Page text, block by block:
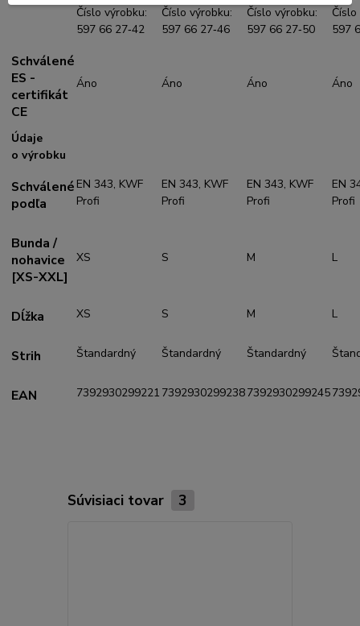
Číslo výrobku:
597 66 27‑42
Číslo výrobku:
597 66 27‑46
Číslo výrobku:
597 66 27‑50
597
Schválené
ES -
certifikát
CE
Áno Áno Áno Áno
Údaje
o výrobku
Schválené
podľa
EN 343, KWF
Profi
EN 343, KWF
Profi
EN 343, KWF
Profi
EN
Profi
Bunda /
nohavice
[XS-XXL]
XS S M L
Dĺžka XS S M L
Strih Štandardný Štandardný Štandardný
EAN 7392930299221 73929302992387392930299245
Súvisiaci tovar 3